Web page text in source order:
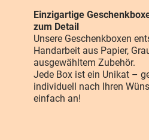
Einzigartige
zum Detail
Unsere Geschenkboxen
Handarbeit aus Papier,
ausgewähltem Zubehör.
Jede Box ist ein Unikat –
individuell nach Ihren
einfach an!